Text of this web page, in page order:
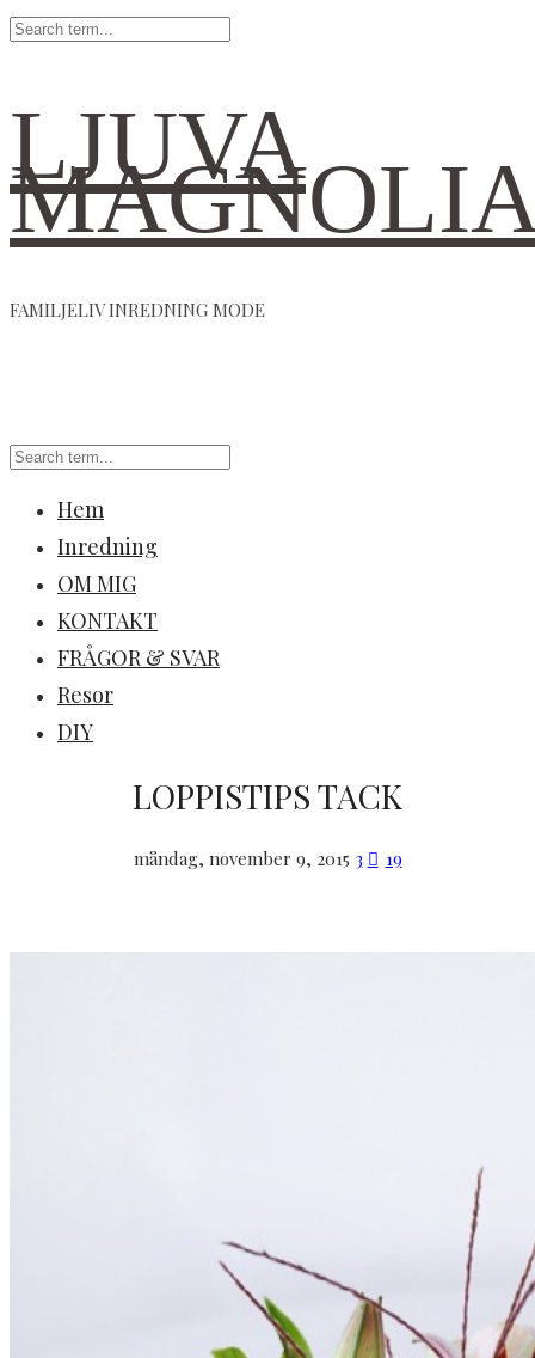
LJUVA
FAMILJELIV INREDNING MODE
Hem
Inredning
OM MIG
KONTAKT
FRÅGOR & SVAR
Resor
DIY
LOPPISTIPS TACK
måndag, november 9, 2015 3 19